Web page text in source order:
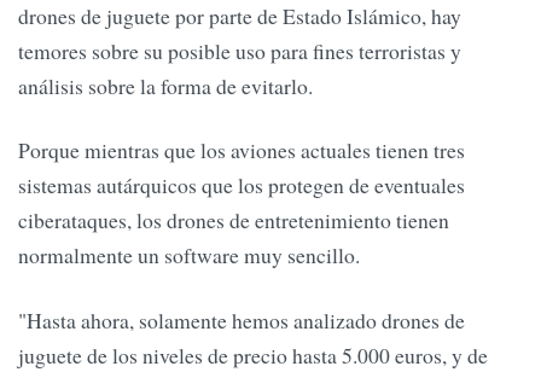
drones de juguete por parte de Estado Islámico, hay
temores sobre su posible uso para fines terroristas y
análisis sobre la forma de evitarlo.
Porque mientras que los aviones actuales tienen tres
sistemas autárquicos que los protegen de eventuales
ciberataques, los drones de entretenimiento tienen
normalmente un software muy sencillo.
"Hasta ahora, solamente hemos analizado drones de
juguete de los niveles de precio hasta 5.000 euros, y de